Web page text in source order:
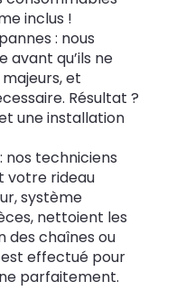
inclus !
: nous
avant qu’ils ne
et
Résultat ?
une installation
nos techniciens
votre rideau
système
nettoient les
des chaînes ou
effectué pour
parfaitement.